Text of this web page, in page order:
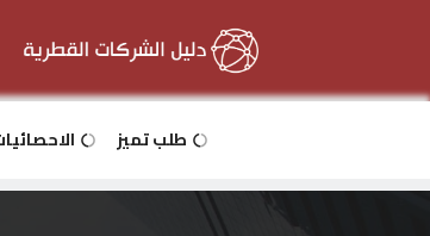
دخول
طلب تميز